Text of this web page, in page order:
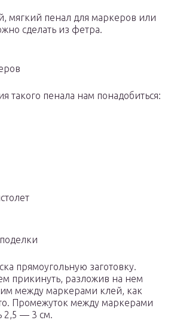
мягкий пенал для маркеров или
сделать из фетра.
такого пенала нам понадобиться:
прямоугольную заготовку.
прикинуть, разложив на нем
между маркерами клей, как
Промежуток между маркерами
2,5 — 3 см.